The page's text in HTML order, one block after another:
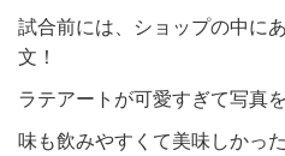
試合前には、ショップの中に
文！
ラテアートが可愛すぎて写真
味も飲みやすくて美味しかっ